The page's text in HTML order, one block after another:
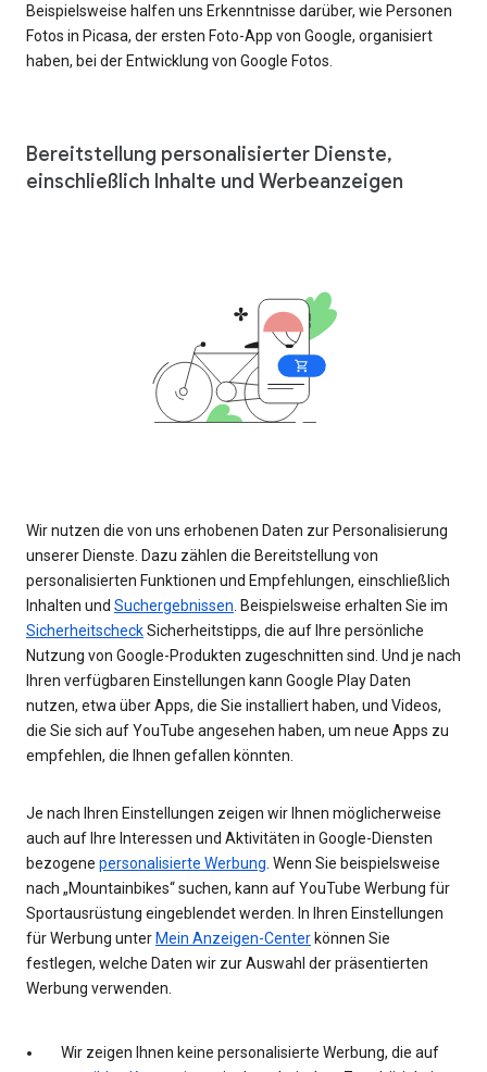
Beispielsweise halfen uns Erkenntnisse darüber, wie Personen
Fotos in Picasa, der ersten Foto-App von Google, organisiert
haben, bei der Entwicklung von Google Fotos.
Bereitstellung personalisierter Dienste,
einschließlich Inhalte und Werbeanzeigen
Wir nutzen die von uns erhobenen Daten zur Personalisierung
unserer Dienste. Dazu zählen die Bereitstellung von
personalisierten Funktionen und Empfehlungen, einschließlich
Inhalten und Suchergebnissen . Beispielsweise erhalten Sie im
SicherheitscheckSicherheitstipps, die auf Ihre persönliche
Nutzung von Google-Produkten zugeschnitten sind. Und je nach
Ihren verfügbaren Einstellungen kann Google Play Daten
nutzen, etwa über Apps, die Sie installiert haben, und Videos,
die Sie sich auf YouTube angesehen haben, um neue Apps zu
empfehlen, die Ihnen gefallen könnten.
Je nach Ihren Einstellungen zeigen wir Ihnen möglicherweise
auch auf Ihre Interessen und Aktivitäten in Google-Diensten
bezogene personalisierte Werbung . Wenn Sie beispielsweise
nach „Mountainbikes“ suchen, kann auf YouTube Werbung für
Sportausrüstung eingeblendet werden. In Ihren Einstellungen
für Werbung unterMein Anzeigen-Centerkönnen Sie
festlegen, welche Daten wir zur Auswahl der präsentierten
Werbung verwenden.
Wir zeigen Ihnen keine personalisierte Werbung, die auf